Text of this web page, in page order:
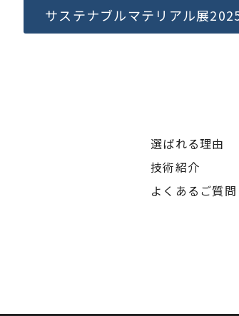
サステナブルマテリアル展
選ばれる理由
技術紹介
よくあるご質問